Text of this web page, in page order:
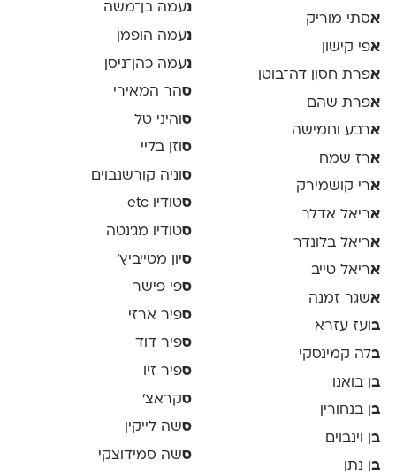
אסתי מוריק
אפי קישון
אפרת חסון דה־בוטן
אפרת שהם
ארבע וחמישה
ארז שמח
ארי קושמירק
אריאל אדלר
אריאל בלונדר
אריאל טייב
אשגר זמנה
בועז עזרא
בלה קמינסקי
בן בואנו
בן בנחורין
בן וינבוים
בן נתן
נעמה בן־משה
נעמה הופמן
נעמה כהן־ניסן
סהר המאירי
ס והיני טל
סוזן בליי
ס וניה קורשנבוים
סטודיו etc
סטודיו מג'נטה
סיון מטייביץ׳
ספי פישר
ספיר ארזי
ספיר דוד
ספיר זיו
סקראצ׳
סשה לייקין
סשה סמידוצקי